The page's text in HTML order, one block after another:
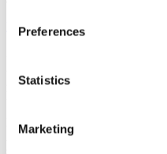
Preferences
Statistics
Marketing
Leggi tutto...
2026
Federalismo fiscale: a rischio i
Anav e Asstra: “Servono